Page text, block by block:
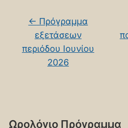
← Πρόγραμμα
εξετάσεων
περιόδου Ιουνίου
2026
Ωρολόγιο Πρόγραμμα